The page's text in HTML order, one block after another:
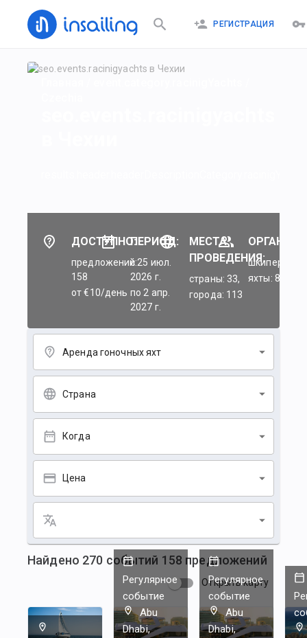
РЕГИСТРАЦИЯ
ДОСТУПНО:
предложений:
158
от €10/день
ПЕРИОД:
c 25 июл.
2026 г.
по 2 апр.
2027 г.
МЕСТА
ПРОВЕДЕНИЯ:
страны: 33,
города: 113
шкиперы: 45,
яхты: 84
Аренда гоночных яхт
Страна
Когда
Цена
Найдено 270 событий 158 предложений
Открыть карту
Регулярное
событие
Abu
Dhabi,
Регулярное
событие
Abu
Dhabi,